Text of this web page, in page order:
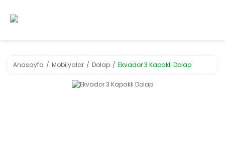
Anasayfa Mobilyalar Dolap Ekvador 3 Kapaklı Dolap